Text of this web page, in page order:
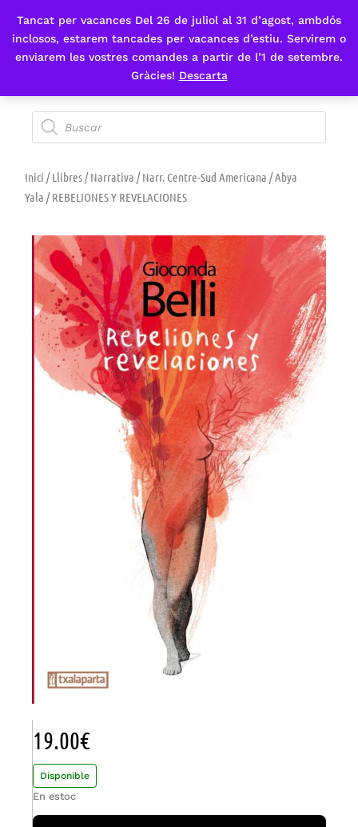
Tancat per vacances Del 26 de juliol al 31 d’agost, ambdós
inclosos, estarem tancades per vacances d’estiu. Servirem o
enviarem les vostres comandes a partir de l’1 de setembre.
Gràcies! Descarta
Fes-te'n sòcia
Inici /Llibres/Narrativa /Narr. Centre-Sud Americana / Abya
Yala / REBELIONES Y REVELACIONES
19.00€
Disponible
En estoc